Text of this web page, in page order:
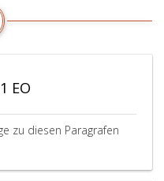
EO
zu diesen Paragrafen